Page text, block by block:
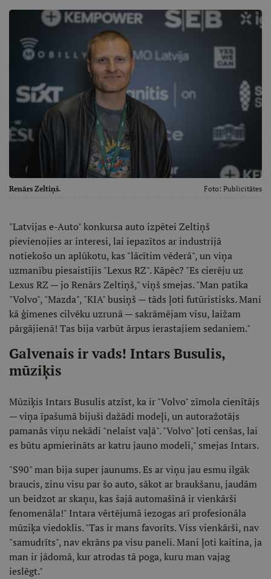
Renārs Zeltiņš. Foto: Publicitātes
"Latvijas e-Auto" konkursa auto izpētei Zeltiņš
pievienojies ar interesi, lai iepazītos ar industrijā
notiekošo un aplūkotu, kas "lācītim vēderā", un viņa
uzmanību piesaistījis "Lexus RZ". Kāpēc? "Es cierēju uz
Lexus RZ — jo Renārs Zeltiņš," viņš smejas. "Man patika
"Volvo", "Mazda", "KIA" busiņš — tāds ļoti futūristisks. Mani
kā ģimenes cilvēku uzrunā — sakrāmējam visu, laižam
pārgājienā! Tas bija varbūt ārpus ierastajiem sedaniem."
Galvenais ir vads! Intars Busulis,
mūziķis
Mūziķis Intars Busulis atzīst, ka ir "Volvo" zīmola cienītājs
— viņa īpašumā bijuši dažādi modeļi, un autoražotājs
pamanās viņu nekādi "nelaist vaļā". "Volvo" ļoti cenšas, lai
es būtu apmierināts ar katru jauno modeli," smejas Intars.
"S90" man bija super jaunums. Es ar viņu jau esmu ilgāk
braucis, zinu visu par šo auto, sākot ar braukšanu, jaudām
un beidzot ar skaņu, kas šajā automašīnā ir vienkārši
fenomenāla!" Intara vērtējumā iezogas arī profesionāla
mūziķa viedoklis. "Tas ir mans favorīts. Viss vienkārši, nav
"samudrīts", nav ekrāns pa visu paneli. Mani ļoti kaitina, ja
man ir jādomā, kur atrodas tā poga, kuru man vajag
ieslēgt."